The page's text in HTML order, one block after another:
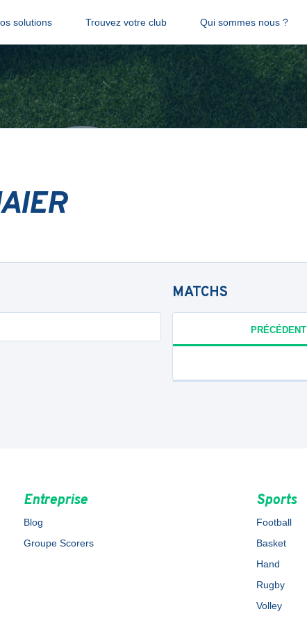
solutions Trouvez votre club Qui sommes nous ?
MATCHS
PRÉCÉDENT
Entreprise
Blog
Groupe Scorers
Sports
Football
Basket
Hand
Rugby
Volley